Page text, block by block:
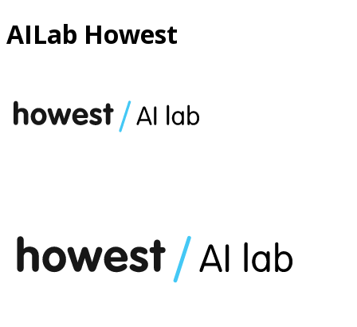
AILab Howest